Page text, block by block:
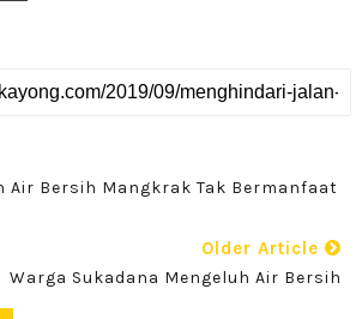
Air Bersih Mangkrak Tak Bermanfaat
Older Article
Warga Sukadana Mengeluh Air Bersih